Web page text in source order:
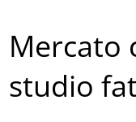
Mercato
studio